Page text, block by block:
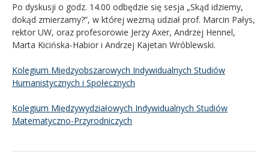
Po dyskusji o godz. 14.00 odbędzie się sesja „Skąd idziemy,
dokąd zmierzamy?”, w której wezmą udział prof. Marcin Pałys,
rektor UW, oraz profesorowie Jerzy Axer, Andrzej Hennel,
Marta Kicińska-Habior i Andrzej Kajetan Wróblewski.
Kolegium Międzyobszarowych Indywidualnych Studiów
Humanistycznych i Społecznych
Kolegium Międzywydziałowych Indywidualnych Studiów
Matematyczno-Przyrodniczych